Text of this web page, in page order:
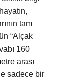
tam
“Alçak
160
arası
sadece bir